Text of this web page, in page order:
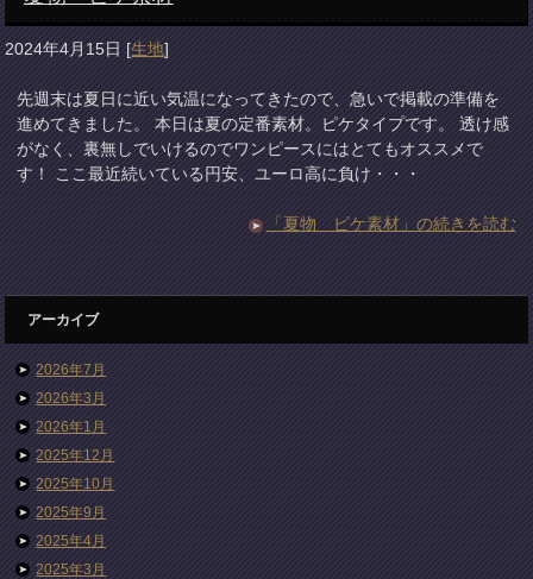
2024年4月15日 [生地]
先週末は夏日に近い気温になってきたので、急いで掲載の準備を
進めてきました。 本日は夏の定番素材。ピケタイプです。 透け感
がなく、裏無しでいけるのでワンピースにはとてもオススメで
す！ ここ最近続いている円安、ユーロ高に負け・・・
「夏物 ピケ素材」の続きを読む
アーカイブ
2026年7月
2026年3月
2026年1月
2025年12月
2025年10月
2025年9月
2025年4月
2025年3月